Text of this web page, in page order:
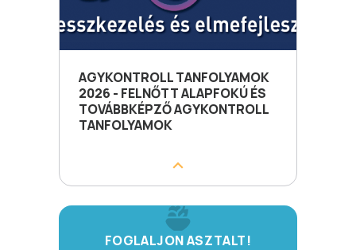
AGYKONTROLL TANFOLYAMOK
2026 - FELNŐTT ALAPFOKÚ ÉS
TOVÁBBKÉPZŐ AGYKONTROLL
TANFOLYAMOK
FOGLALJON ASZTALT!